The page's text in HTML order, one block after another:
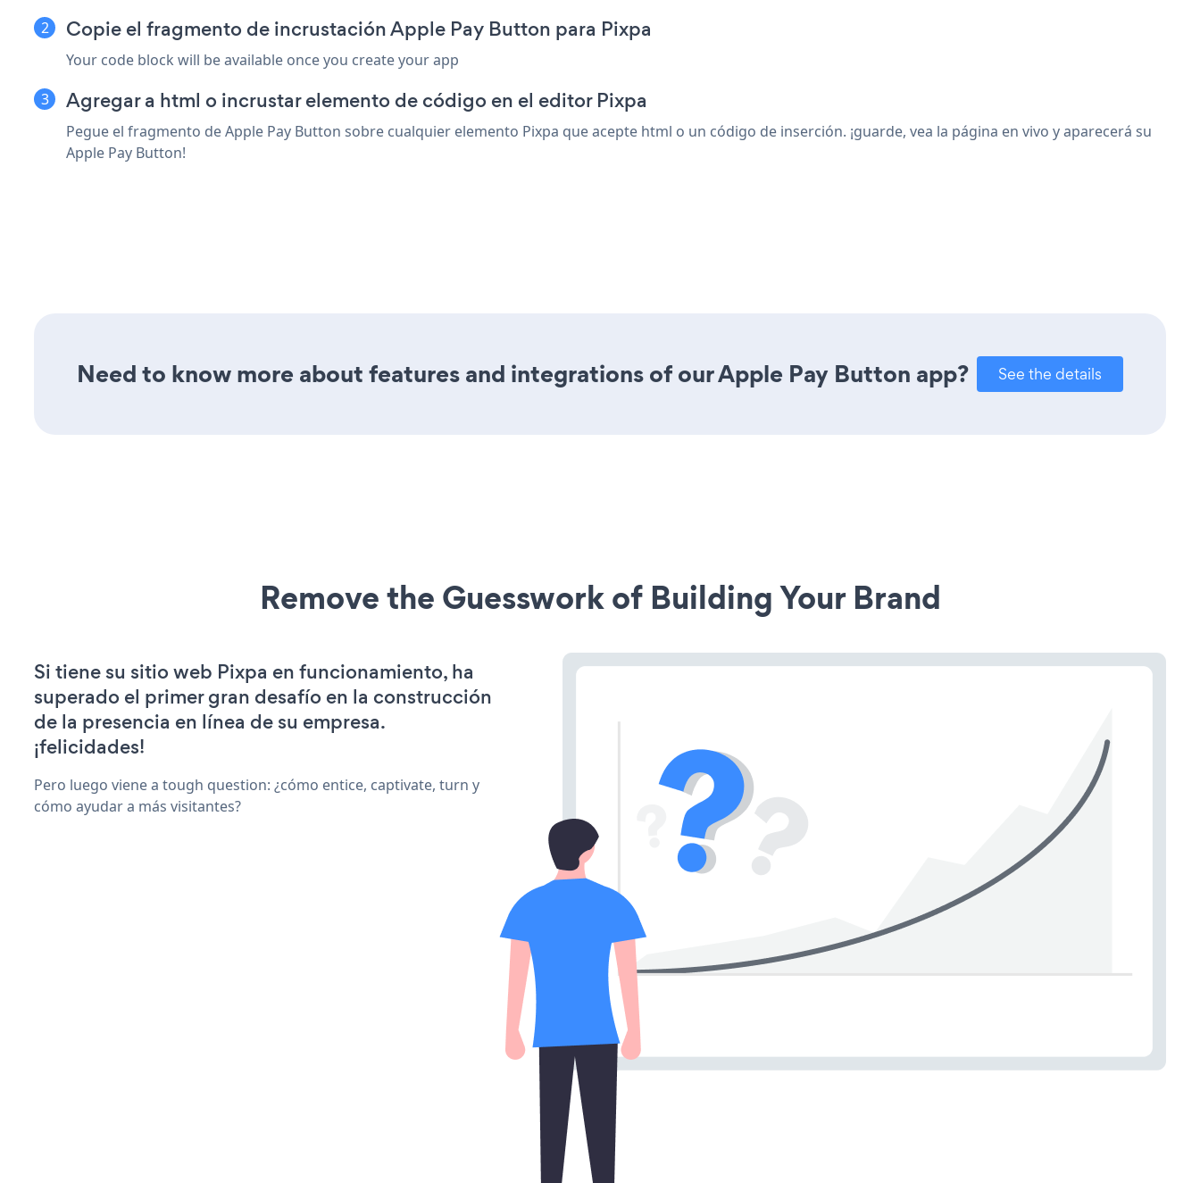
Copie el fragmento de incrustación Apple Pay Button para Pixpa
Your code block will be available once you create your app
Agregar a html o incrustar elemento de código en el editor Pixpa
Pegue el fragmento de Apple Pay Button sobre cualquier elemento Pixpa que acepte html o un código de inserción. ¡guarde, vea la página en vivo y aparecerá su
Apple Pay Button!
Need to know more about features and integrations of our Apple Pay Button app? See the details
Remove the Guesswork of Building Your Brand
Si tiene su sitio web Pixpa en funcionamiento, ha
superado el primer gran desafío en la construcción
de la presencia en línea de su empresa.
¡felicidades!
Pero luego viene a tough question: ¿cómo entice, captivate, turn y
cómo ayudar a más visitantes?